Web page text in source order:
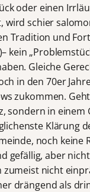
oder einen
wird schier
Tradition und
kein
Gleiche
in den 70er
zukommen.
sondern in
Klärung
noch keine
gefällig, aber
nicht
drängend als